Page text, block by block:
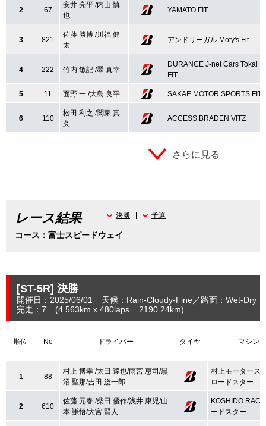
2 67
安井 亮平 /内山 慎
也
YAMATO FIT
3 821
佐藤 勝博 /川福 健
太
アンドリーガル Moty's Fit
4 222 竹内 敏記 /墨 真幸
DURANCE J-net Cars Tokai
FIT
5 11 面野 一 /大島 良平 SAKAE MOTOR SPORTS FIT
6 110
松田 利之 /関家 真
久
ACCESS BRADEN VITZ
さらに見る
レース結果
コース：富士スピードウェイ
決勝 予選
[ST-5R] 決勝
開催日：2025/06/01 天候：Rain-Cloudy-Fine 路面：Wet-Dry
完走：7
(4.563km x 480laps = 2190.24km)
順位 No ドライバー タイヤ マシン
1 88
村上 博幸 /太田 達也/雨宮 恵司/黒
沼 聖那/吉田 総一郎
村上モータース
ロードスター
2 610
佐藤 元春 /柴田 優作/浅井 康児/山
本 謙悟/大宮 賢人
KOSHIDO
ードスター